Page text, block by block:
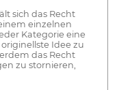
sich das Recht
einzelnen
Kategorie eine
Idee zu
das Recht
zu stornieren,